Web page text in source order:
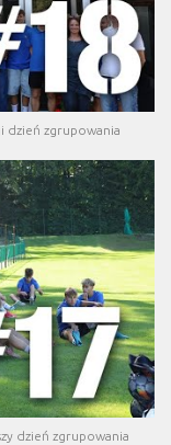
dzień zgrupowania
dzień zgrupowania